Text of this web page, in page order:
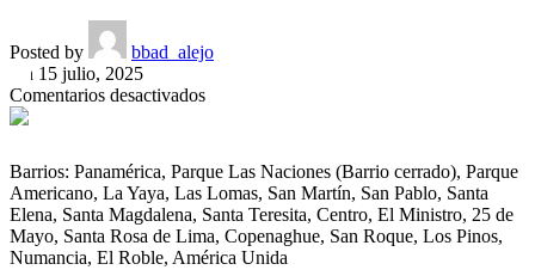
Posted by
bbad_alejo
On 15 julio, 2025
Comentarios desactivadosen
Barrios: Panamérica, Parque Las Naciones (Barrio cerrado), Parque
Americano, La Yaya, Las Lomas, San Martín, San Pablo, Santa
Elena, Santa Magdalena, Santa Teresita, Centro, El Ministro, 25 de
Mayo, Santa Rosa de Lima, Copenaghue, San Roque, Los Pinos,
Numancia, El Roble, América Unida